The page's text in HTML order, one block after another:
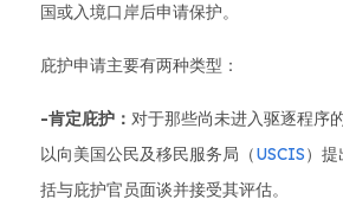
国或入境口岸后申请保护。
庇护申请主要有两种类型：
-肯定庇护： 对于那些尚未进入驱逐程序
以向美国公民及移民服务局（USCIS）
括与庇护官员面谈并接受其评估。